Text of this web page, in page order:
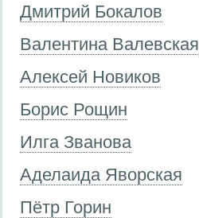
Дмитрий Бокалов
Валентина Валевская
Алексей Новиков
Борис Рощин
Илга Званова
Аделаида Яворская
Пётр Горин